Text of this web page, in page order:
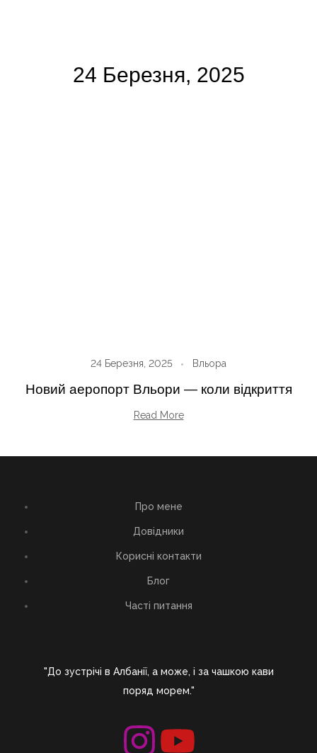
24 Березня, 2025
24 Березня, 2025 Вльора
Новий аеропорт Вльори — коли відкриття
Read More
Про мене
Довідники
Корисні контакти
Блог
Часті питання
"До зустрічі в Албанії, а може, і за чашкою кави
поряд морем."